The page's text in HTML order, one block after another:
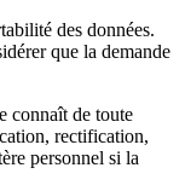
des données.
que la demande
connaît de toute
rectification,
personnel si la